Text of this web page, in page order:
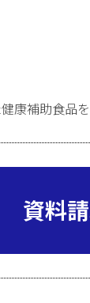
補助食品を
資料